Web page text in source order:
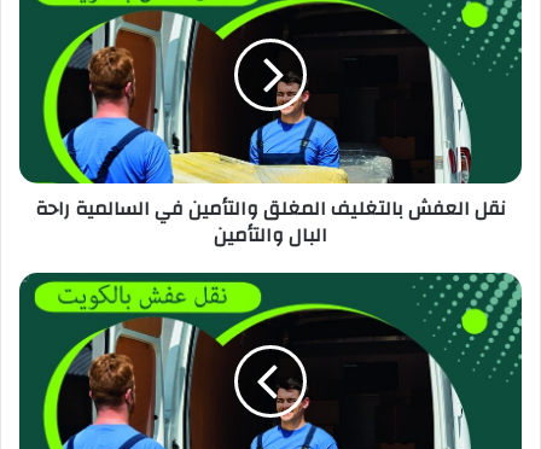
نقل العفش بالتغليف المغلق والتأمين في السالمية راحة
البال والتأمين